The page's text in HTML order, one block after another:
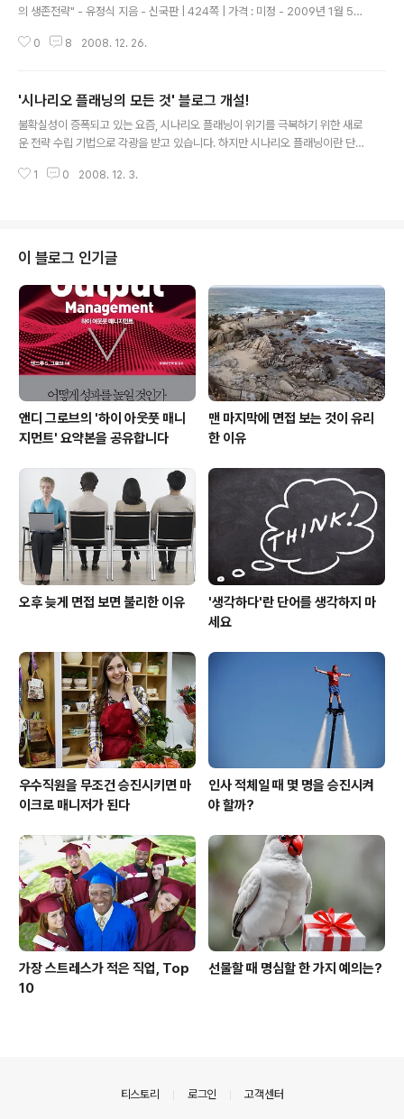
의 생존전략" - 유정식 지음 - 신국판 | 424쪽 | 가격 : 미정 - 2009년 1월 5일
안녕하십니까? 인퓨처컨설팅의 유정식입니다. 크리스마스 잘 보내셨는지요?
체적인 방법은 베일 속에 갇혀 있었습니다. 이 책은 상세한 가이드북으로서 여
러분들 모두를 시나리오 플래닝의 전문가로 만들어 드릴 거라 확신합니다. 곧
출간될 예정이오니, 조금만 기다려 주시기 바랍니다. 아울러 ..
0 8 2008. 12. 26.
'시나리오 플래닝의 모든 것' 블로그 개설!
불확실성이 증폭되고 있는 요즘, 시나리오 플래닝이 위기를 극복하기 위한 새로
운 전략 수립 기법으로 각광을 받고 있습니다. 하지만 시나리오 플래닝이란 단
이들이 시나리오 플래닝을 예측의 도구로 오해하고 있지요. 인퓨처컨설팅은 이
의하세요) 아직은 내용이 덜 채워져 있지만 차차 '빵빵한' 내용으로 가득 찰 것을
약속 드립니다. 아울러, 시나리오 플래닝에 관한 책이 빠르면 이 달 중(늦..
1 0 2008. 12. 3.
이 블로그 인기글
앤디 그로브의 '하이 아웃풋 매니
지먼트' 요약본을 공유합니다
맨 마지막에 면접 보는 것이 유리
한 이유
오후 늦게 면접 보면 불리한 이유
'생각하다'란 단어를 생각하지 마
세요
우수직원을 무조건 승진시키면 마
이크로 매니저가 된다
인사 적체일 때 몇 명을 승진시켜
야 할까?
가장 스트레스가 적은 직업, Top
10
선물할 때 명심할 한 가지 예의는?
티스토리 로그인 고객센터